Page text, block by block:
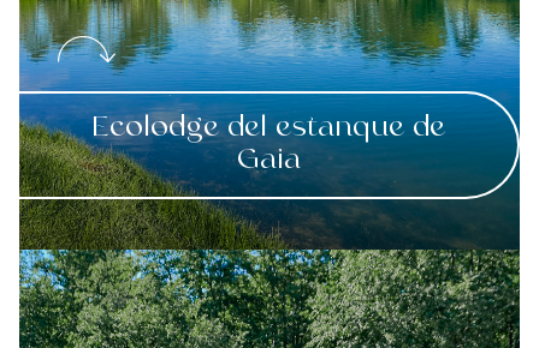
Ecolodge del estanque de
Gaia